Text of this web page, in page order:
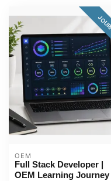
OEM
Full Stack Developer |
OEM Learning Journey